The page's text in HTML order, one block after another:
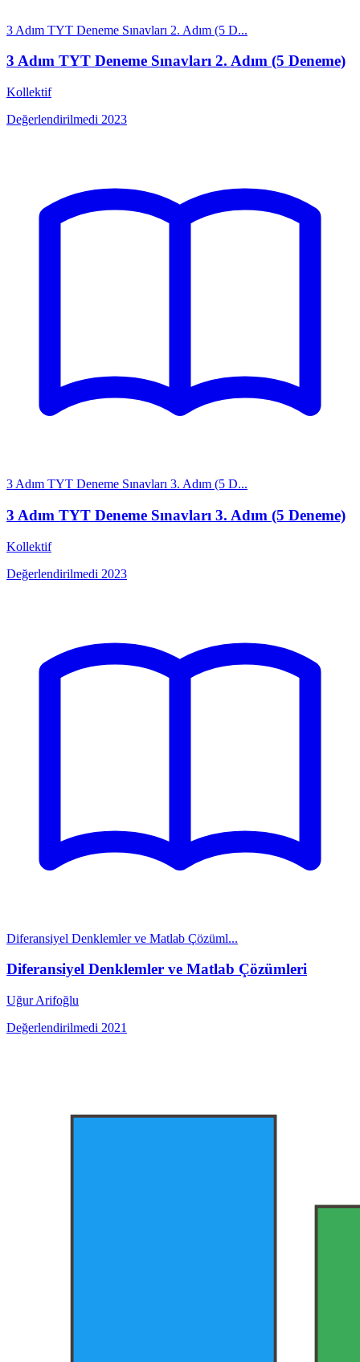
3 Adım TYT Deneme Sınavları 2. Adım (5 D...
3 Adım TYT Deneme Sınavları 2. Adım (5 Deneme)
Kollektif
Değerlendirilmedi 2023
3 Adım TYT Deneme Sınavları 3. Adım (5 D...
3 Adım TYT Deneme Sınavları 3. Adım (5 Deneme)
Kollektif
Değerlendirilmedi 2023
Diferansiyel Denklemler ve Matlab Çözüml...
Diferansiyel Denklemler ve Matlab Çözümleri
Uğur Arifoğlu
Değerlendirilmedi 2021